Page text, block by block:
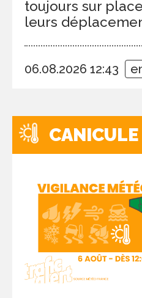
toujours sur
leurs
06.08.2026 12:43
CANICULE